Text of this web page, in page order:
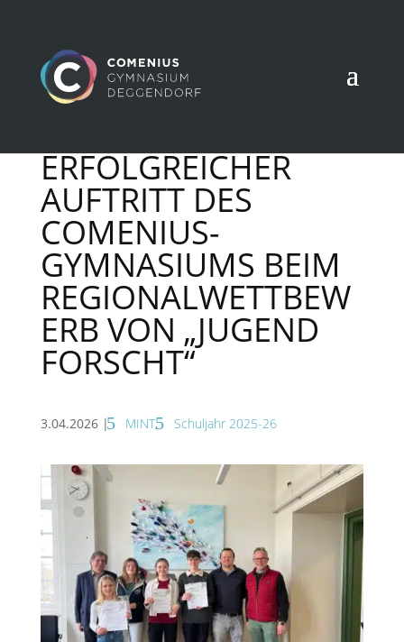
ERFOLGREICHER
AUFTRITT DES
COMENIUS-
GYMNASIUMS BEIM
REGIONALWETTBEW
ERB VON „JUGEND
FORSCHT“
3.04.2026| MINT, Schuljahr 2025-26